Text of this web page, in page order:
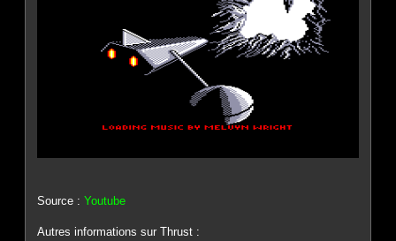
Source :Youtube
Autres informations sur Thrust :